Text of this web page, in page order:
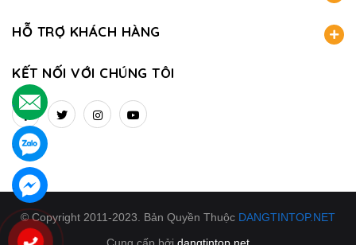
HỖ TRỢ KHÁCH HÀNG
KẾT NỐI VỚI CHÚNG TÔI
© Copyright 2011-2023. Bản Quyền Thuộc DANGTINTOP.NET
.
.
.